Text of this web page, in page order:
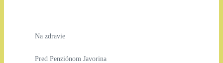
Na zdravie
Pred Penziónom Javorina